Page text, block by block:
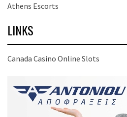
Athens Escorts
LINKS
Canada Casino Online Slots